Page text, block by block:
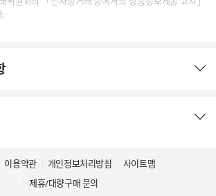
.
이용약관 개인정보처리방침
사이트맵
제휴/대량구매 문의